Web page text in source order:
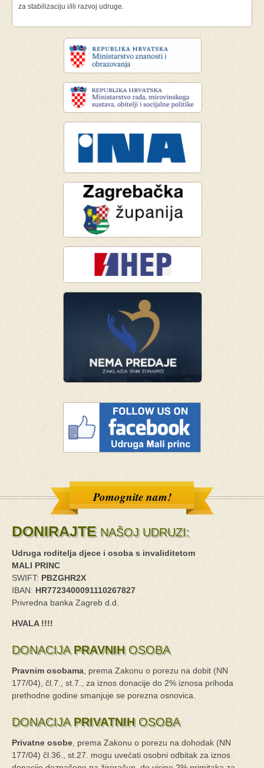
za stabilizaciju i/ili razvoj udruge.
Pomognite nam!
DONIRAJTENAŠOJ UDRUZI:
Udruga roditelja djece i osoba s invaliditetom
MALI PRINC
SWIFT: PBZGHR2X
IBAN: HR7723400091110267827
Privredna banka Zagreb d.d.
HVALA !!!!
DONACIJA PRAVNIH OSOBA
Pravnim osobama , prema Zakonu o porezu na dobit (NN
177/04), čl.7., st.7., za iznos donacije do 2% iznosa prihoda
prethodne godine smanjuje se porezna osnovica.
DONACIJA PRIVATNIH OSOBA
Privatne osobe , prema Zakonu o porezu na dohodak (NN
177/04) čl.36., st.27. mogu uvećati osobni odbitak za iznos